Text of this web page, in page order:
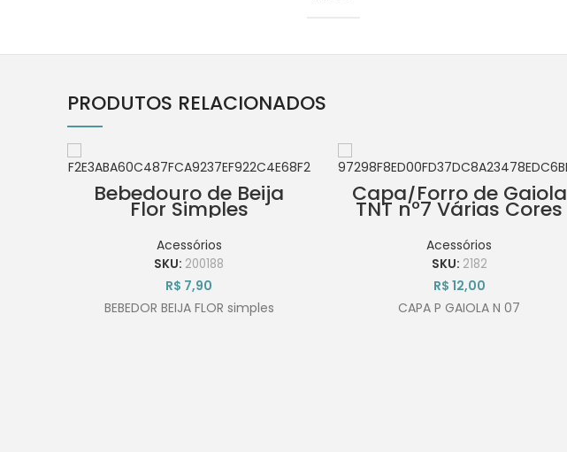
PRODUTOS RELACIONADOS
Bebedouro de Beija
Flor Simples
Acessórios
SKU: 200188
R$ 7,90
BEBEDOR BEIJA FLOR simples
Capa/Forro de Gaiola
TNT nº7 Várias Cores
Acessórios
SKU: 2182
R$ 12,00
CAPA P GAIOLA N 07